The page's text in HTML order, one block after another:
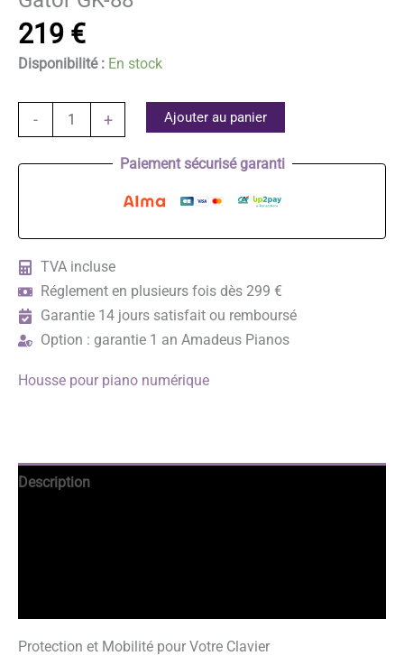
219 €
Disponibilité : En stock
-
quantité
de
Gator
+ Ajouter au panier
Paiement sécurisé garanti
TVA incluse
Réglement en plusieurs fois dès 299 €
Garantie 14 jours satisfait ou remboursé
Option : garantie 1 an Amadeus Pianos
Housse pour piano numérique
Description
Protection et Mobilité pour Votre Clavier